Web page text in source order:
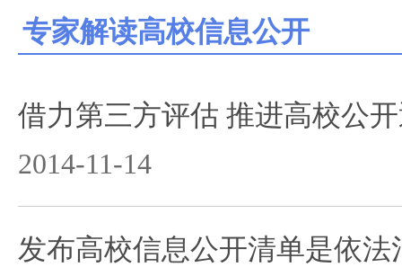
专家解读高校信息公开
借力第三方评估 推进高校公
2014-11-14
发布高校信息公开清单是依